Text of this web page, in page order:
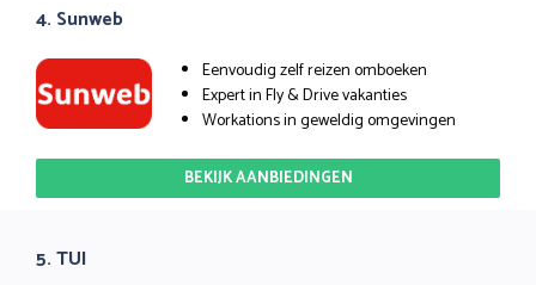
4. Sunweb
Eenvoudig zelf reizen omboeken
Expert in Fly & Drive vakanties
Workations in geweldig omgevingen
BEKIJK AANBIEDINGEN
5. TUI